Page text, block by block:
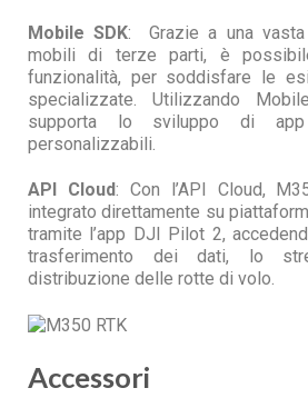
Mobile SDK: Grazie a una
mobili di terze parti, è
funzionalità, per soddisfare le
specializzate. Utilizzando
supporta lo sviluppo di app
personalizzabili.
API Cloud: Con l’API Cloud,
integrato direttamente su
tramite l’app DJI Pilot 2,
trasferimento dei dati, lo
distribuzione delle rotte di volo.
Accessori